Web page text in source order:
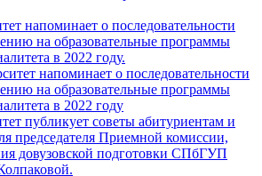
напоминает о последовательности
на образовательные программы
в 2022 году